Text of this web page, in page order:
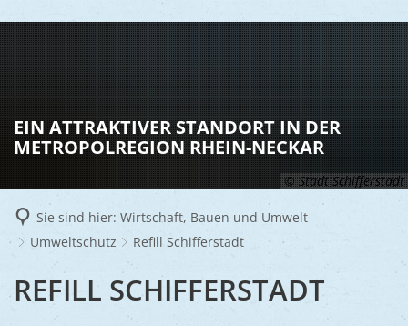
LEBEN
Vereine
Kinder
RATHAUS
Bürger-
© Stadt Schifferstadt
EIN ATTRAKTIVER STANDORT IN DER
METROPOLREGION RHEIN-NECKAR
Sie sind hier: Wirtschaft, Bauen und Umwelt
Umweltschutz
Refill Schifferstadt
REFILL
REFILL SCHIFFERSTADT